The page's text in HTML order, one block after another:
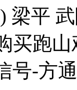
梁平
买跑
号-方